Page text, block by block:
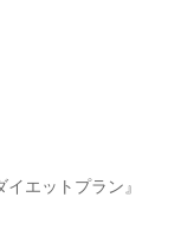
エットプラン』